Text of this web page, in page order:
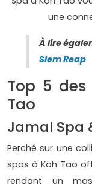
une
À lire
Siem Reap
Top 5
Tao
Jamal Spa
Perché sur une
spas à Koh Tao
rendant un